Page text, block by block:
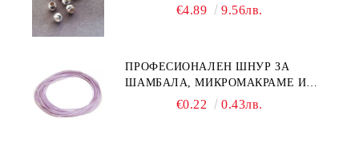
€4.89 9.56лв.
ПРОФЕСИОНАЛЕН ШНУР ЗА
ШАМБАЛА, МИКРОМАКРАМЕ И
ВЪЗЛИ,GRIFFIN, ЦВЯТ ЛЮЛЯК1ММ
€0.22 0.43лв.